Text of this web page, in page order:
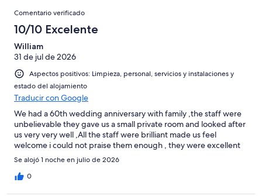
puntuación
Normal
una
puntuación
Mediocre
260
una
puntuación
de
Horrible
Comentarios
Comentario verificado
10/10 Excelente
William
31 de jul de 2026
Aspectos positivos: Limpieza, personal, servicios y instalaciones y
estado del alojamiento
Traducir con Google
We had a 60th wedding anniversary with family ,the staff were
unbelievable they gave us a small private room and looked after
us very very well ,All the staff were brilliant made us feel
welcome i could not praise them enough , they were excellent
Se alojó 1 noche en julio de 2026
0